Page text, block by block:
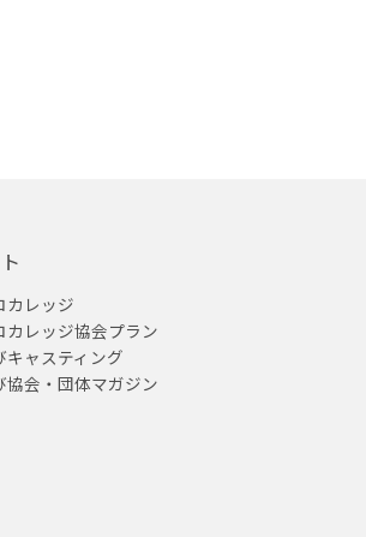
カレッジ
カレッジ協会プラン
キャスティング
協会・団体マガジン